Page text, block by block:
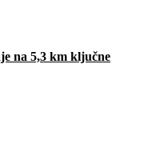
na 5,3 km ključne